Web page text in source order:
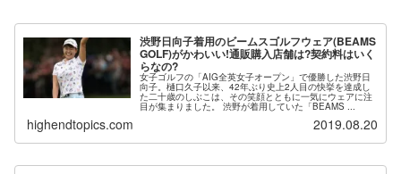
渋野日向子着用のビームスゴルフウェア(BEAMS
GOLF)がかわいい!通販購入店舗は?契約料はいく
らなの?
女子ゴルフの「AIG全英女子オープン」で優勝した渋野日
向子。樋口久子以来、42年ぶり史上2人目の快挙を達成し
た二十歳のしぶこは、その笑顔とともに一気にウェアに注
目が集まりました。 渋野が着用していた「BEAMS ...
highendtopics.com 2019.08.20